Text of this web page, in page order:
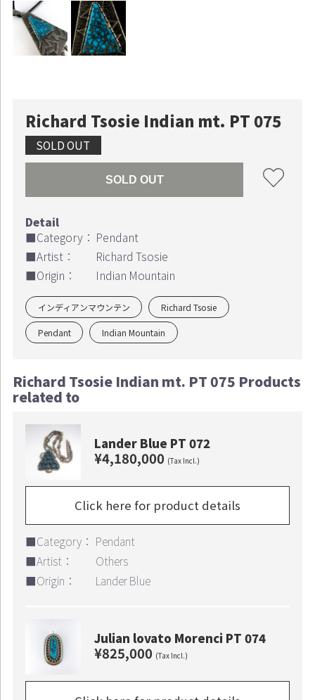
Richard Tsosie Indian mt. PT 075
SOLD OUT
SOLD OUT
■Category： Pendant
■Artist：
Richard Tsosie
■Origin：
Indian Mountain
インディアンマウンテン Richard Tsosie
Pendant Indian Mountain
Richard Tsosie Indian mt. PT 075 Products
related to
Lander Blue PT 072
¥4,180,000 (Tax Incl.)
Click here for product details
■Category： Pendant
■Artist：
Others
■Origin：
Lander Blue
Julian lovato Morenci PT 074
¥825,000 (Tax Incl.)